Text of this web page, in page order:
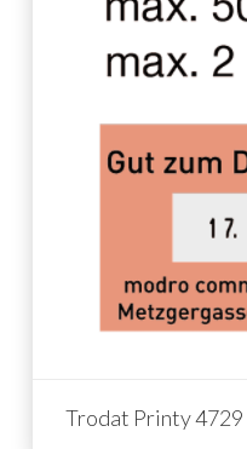
Trodat Printy 4729